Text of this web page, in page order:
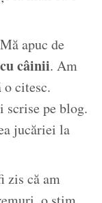
apuc de
câinii. Am
citesc.
scrise pe blog.
jucăriei la
zis că am